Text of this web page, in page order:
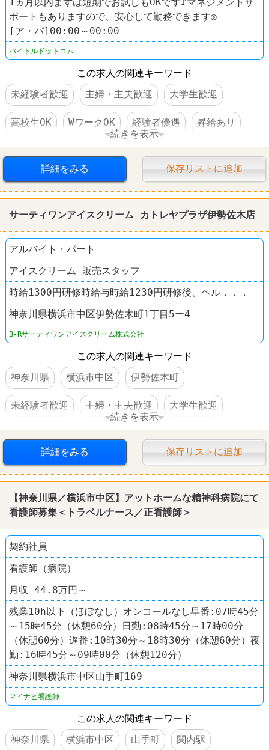
ポートもありますので、安心して勤務できます◎
[ア・パ]00:00～00:00
バイトルドットコム
この求人の関連キーワード
未経験者歓迎
主婦・主夫歓迎 大学生歓迎
高校生OK WワークOK 経験者優遇 昇給あり
扶養控除内のオシゴト 髪型自由 服装自由
続きを表示
詳細をみる 保存リストに追加
サーティワンアイスクリーム カトレヤプラザ伊勢佐木店
アルバイト・パート
アイスクリーム 販売スタッフ
時給1300円研修時給与時給1230円研修後、ヘル．．．
神奈川県横浜市中区伊勢佐木町1丁目5ー4
B-Rサーティワンアイスクリーム株式会社
この求人の関連キーワード
神奈川県
横浜市中区 伊勢佐木町
未経験者歓迎 主婦・主夫歓迎 大学生歓迎
長期のオシゴト 週3～4日からOK 駅チカ
サーティワンアイスクリーム
続きを表示
詳細をみる 保存リストに追加
【神奈川県／横浜市中区】アットホームな精神科病院にて
看護師募集＜トラベルナース／正看護師＞
契約社員
看護師（病院）
月収 44.8万円～
残業10h以下（ほぼなし）オンコールなし早番:07時45分
～15時45分（休憩60分）日勤:08時45分～17時00分
（休憩60分）遅番:10時30分～18時30分（休憩60分）夜
勤:16時45分～09時00分（休憩120分）
神奈川県横浜市中区山手町169
マイナビ看護師
この求人の関連キーワード
神奈川県
横浜市中区 山手町 関内駅